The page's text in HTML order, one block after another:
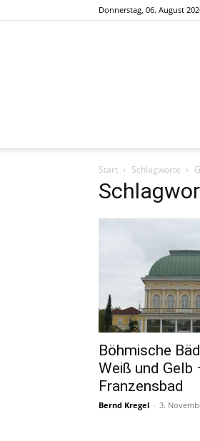
Donnerstag, 06. August
Start Schlagworte
Böhmische
Weiß und Gelb
Franzensbad
Bernd Kregel - 3.